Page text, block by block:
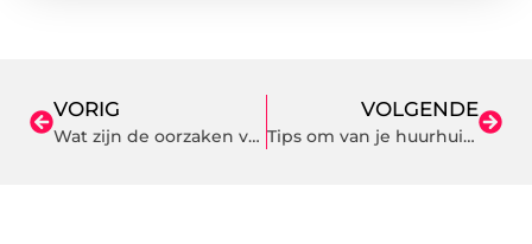
VORIG
Wat zijn de oorzaken van rosacea en wat zijn de oplossingen ervoor?
VOLGENDE
Tips om van je huurhuis een eigen plekje te maken!